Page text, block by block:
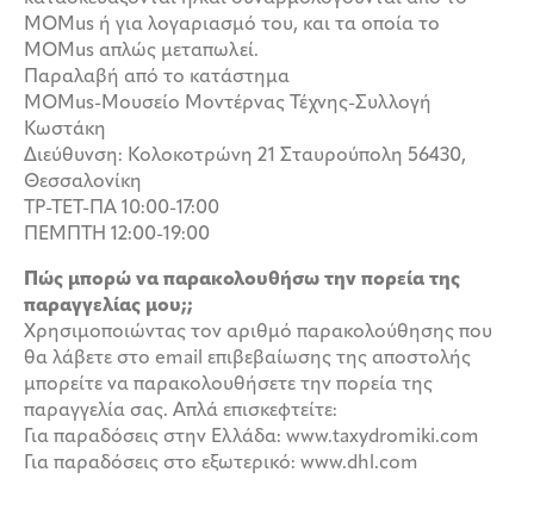
MOMus ή για λογαριασμό του, και τα οποία το
MOMus απλώς μεταπωλεί.
Παραλαβή από το κατάστημα
MOMus-Μουσείο Μοντέρνας Τέχνης-Συλλογή
Κωστάκη
Διεύθυνση: Κολοκοτρώνη 21 Σταυρούπολη 56430,
Θεσσαλονίκη
ΤΡ-ΤΕΤ-ΠΑ 10:00-17:00
ΠΕΜΠΤΗ 12:00-19:00
Πώς μπορώ να παρακολουθήσω την πορεία της
παραγγελίας μου;;
Χρησιμοποιώντας τον αριθμό παρακολούθησης που
θα λάβετε στο email επιβεβαίωσης της αποστολής
μπορείτε να παρακολουθήσετε την πορεία της
παραγγελία σας. Απλά επισκεφτείτε:
Για παραδόσεις στην Ελλάδα: www.taxydromiki.com
Για παραδόσεις στο εξωτερικό: www.dhl.com